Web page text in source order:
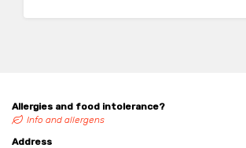
Allergies and food intolerance?
Info and allergens
Address